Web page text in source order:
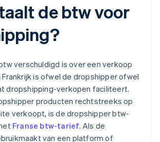
de btw voor
verschuldigd is over een verkoop
Frankrijk is ofwel de dropshipper ofwel
dropshipping-verkopen faciliteert.
producten rechtstreeks op
verkoopt, is de dropshipper btw-
Franse btw-tarief. Als de
van een platform of